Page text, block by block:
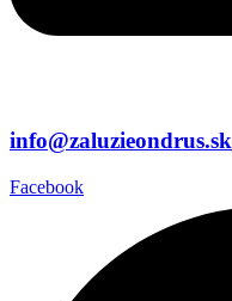
info@zaluzieondrus.sk
Facebook